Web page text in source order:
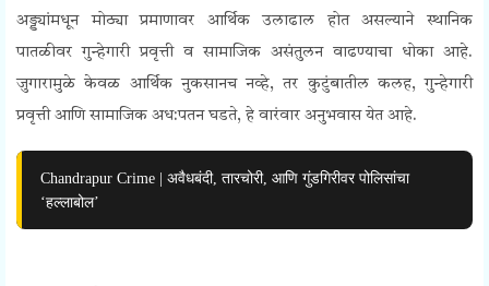
अड्ड्यांमधून मोठ्या प्रमाणावर आर्थिक उलाढाल होत असल्याने स्थानिक
पातळीवर गुन्हेगारी प्रवृत्ती व सामाजिक असंतुलन वाढण्याचा धोका आहे.
जुगारामुळे केवळ आर्थिक नुकसानच नव्हे, तर कुटुंबातील कलह, गुन्हेगारी
प्रवृत्ती आणि सामाजिक अध:पतन घडते, हे वारंवार अनुभवास येत आहे.
Chandrapur Crime | अवैधबंदी, तारचोरी, आणि गुंडगिरीवर पोलिसांचा
‘हल्लाबोल’